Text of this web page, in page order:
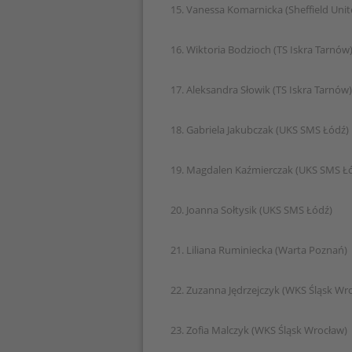
15. Vanessa Komarnicka (Sheffield
16. Wiktoria Bodzioch (TS Iskra Tarnów)
17. Aleksandra Słowik (TS Iskra Tarnów)
18. Gabriela Jakubczak (UKS SMS Łódź)
19. Magdalen Kaźmierczak (UKS SMS
20. Joanna Sołtysik (UKS SMS Łódź)
21. Liliana Ruminiecka (Warta Poznań)
22. Zuzanna Jędrzejczyk (WKS Śląsk
23. Zofia Malczyk (WKS Śląsk Wrocław)